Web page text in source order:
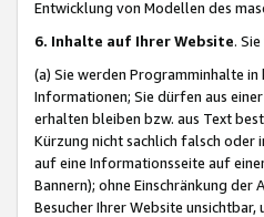
Entwicklung von Modellen des
6. Inhalte auf Ihrer Website.
(a) Sie werden Programminhalte
Informationen; Sie dürfen aus
erhalten bleiben bzw. aus Text
Kürzung nicht sachlich falsch oder
auf eine Informationsseite auf
Bannern); ohne Einschränkung
Besucher Ihrer Website